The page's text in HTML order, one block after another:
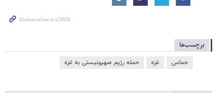
برچسب‌ها
حماس غزه حمله رژیم صهیونیستی به غزه